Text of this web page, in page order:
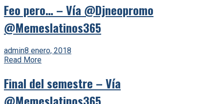
Feo pero… – Vía @Djneopromo
@Memeslatinos365
admin8 enero, 2018
Read More
Final del semestre – Vía
@Memeslatinos365